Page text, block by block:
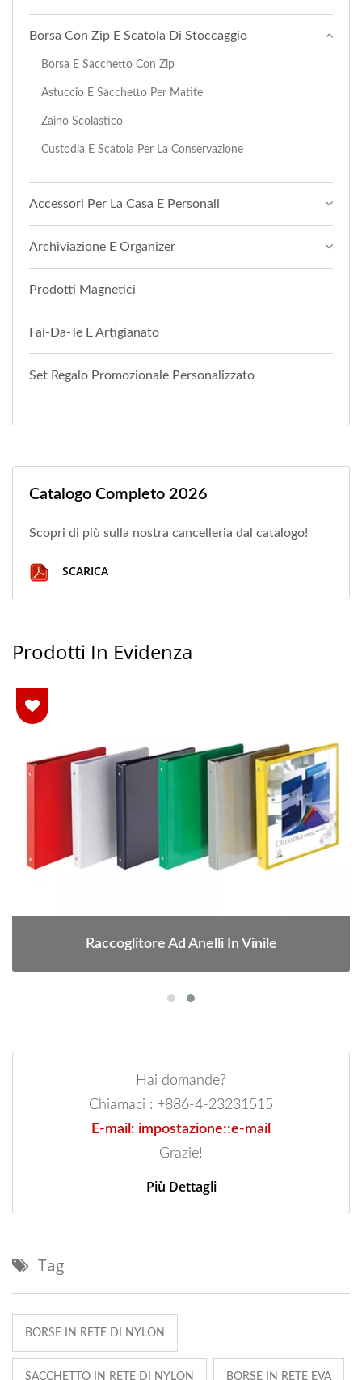
Borsa Con Zip E Scatola Di Stoccaggio
Borsa E Sacchetto Con Zip
Astuccio E Sacchetto Per Matite
Zaino Scolastico
Custodia E Scatola Per La Conservazione
Accessori Per La Casa E Personali
Archiviazione E Organizer
Prodotti Magnetici
Fai-Da-Te E Artigianato
Set Regalo Promozionale Personalizzato
Catalogo Completo 2026
Scopri di più sulla nostra cancelleria dal catalogo!
SCARICA
Prodotti In Evidenza
Raccoglitore Ad Anelli In Vinile
Hai domande?
Chiamaci : +886-4-23231515
E-mail: impostazione::e-mail
Grazie!
Più Dettagli
Tag
BORSE IN RETE DI NYLON
SACCHETTO IN RETE DI NYLON BORSE IN RETE EVA